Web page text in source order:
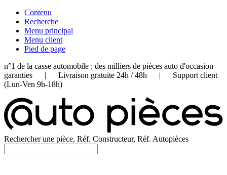
Contenu
Recherche
Menu principal
Menu client
Pied de page
n°1 de la casse automobile : des milliers de pièces auto d'occasion
garanties | Livraison gratuite 24h / 48h | Support client
(Lun-Ven 9h-18h)
Rechercher une pièce, Réf. Constructeur, Réf. Autopièces